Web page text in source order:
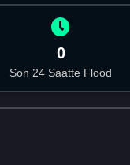
0
Son 24 Saatte Flood